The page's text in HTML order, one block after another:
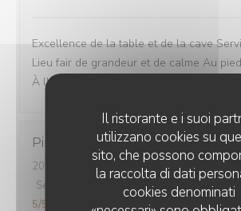
Il ristorante e i suoi
utilizzano cookies su
sito, che possono
la raccolta di dati
cookies denominati
Excellence de la table et de la cave
Lieu fair de grandeur et de calme Au
À l'oree d'un bois
Pinto
2026-07-29
- 13:00 - Ospiti 2
Servizio
Atmosfera : Cucina : /5
5/5